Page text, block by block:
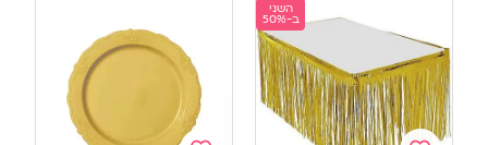
השני
ב-50%